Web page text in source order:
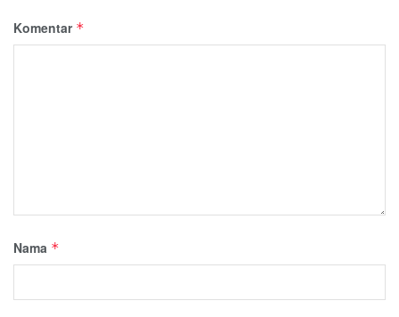
Komentar *
Nama *